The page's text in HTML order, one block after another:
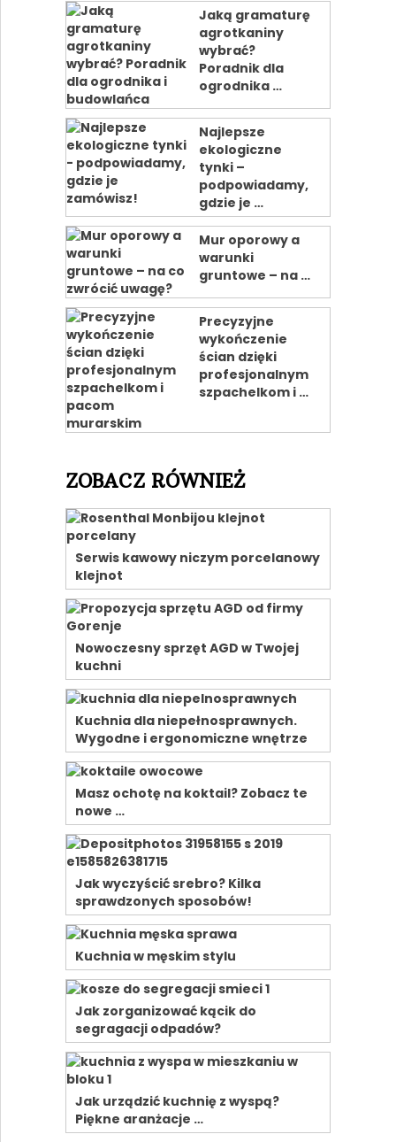
Jaką gramaturę
agrotkaniny
wybrać?
Poradnik dla
ogrodnika …
Najlepsze
ekologiczne
tynki –
podpowiadamy,
gdzie je …
Mur oporowy a
warunki
gruntowe – na …
Precyzyjne
wykończenie
ścian dzięki
profesjonalnym
szpachelkom i …
ZOBACZ RÓWNIEŻ
Serwis kawowy niczym porcelanowy
klejnot
Nowoczesny sprzęt AGD w Twojej
kuchni
Kuchnia dla niepełnosprawnych.
Wygodne i ergonomiczne wnętrze
Masz ochotę na koktail? Zobacz te
nowe …
Jak wyczyścić srebro? Kilka
sprawdzonych sposobów!
Kuchnia w męskim stylu
Jak zorganizować kącik do
segragacji odpadów?
Jak urządzić kuchnię z wyspą?
Piękne aranżacje …